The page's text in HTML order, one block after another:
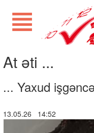
At əti ...
... Yaxud
13.05.26 14:52